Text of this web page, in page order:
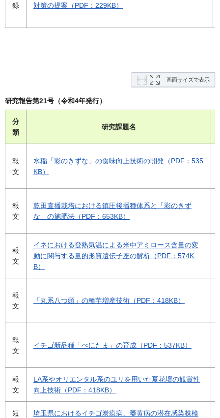
録
対策の提案（PDF：229KB）
画面サイズで表示
研究報告第21号（令和4年発行）
分
類
研究課題名
報
文
水稲「彩のきずな」の食味向上技術の開発（PDF：535
KB）
報
文
乾田直播栽培における鎮圧後播種体系と「彩のきず
な」の施肥法（PDF：653KB）
報
文
イネにおける登熟気温による米中アミロース含量の変
動に関与する量的形質遺伝子座の解析（PDF：574K
B）
報
文
「丸系八つ頭」の種芋増産技術（PDF：418KB）
報
文
イチゴ新品種「べにたま」の育成（PDF：537KB）
報
文
LA系やオリエンタル系のユリを用いた夏花壇の観賞性
向上技術（PDF：418KB）
短
埼玉県におけるイチゴ炭疽病、萎黄病の潜在感染株検